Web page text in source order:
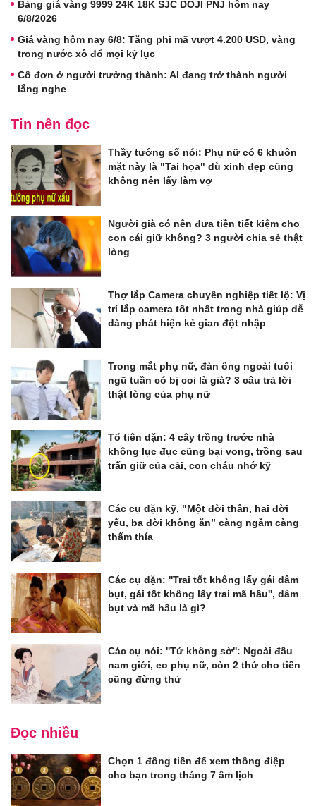
Bảng giá vàng 9999 24K 18K SJC DOJI PNJ hôm nay
6/8/2026
Giá vàng hôm nay 6/8: Tăng phi mã vượt 4.200 USD, vàng
trong nước xô đổ mọi kỷ lục
Cô đơn ở người trưởng thành: AI đang trở thành người
lắng nghe
Tin nên đọc
Thầy tướng số nói: Phụ nữ có 6 khuôn
mặt này là "Tai họa" dù xinh đẹp cũng
không nên lấy làm vợ
Người già có nên đưa tiền tiết kiệm cho
con cái giữ không? 3 người chia sẻ thật
lòng
Thợ lắp Camera chuyên nghiệp tiết lộ: Vị
trí lắp camera tốt nhất trong nhà giúp dễ
dàng phát hiện kẻ gian đột nhập
Trong mắt phụ nữ, đàn ông ngoài tuổi
ngũ tuần có bị coi là già? 3 câu trả lời
thật lòng của phụ nữ
Tổ tiên dặn: 4 cây trồng trước nhà
không lục đục cũng bại vong, trồng sau
trấn giữ của cải, con cháu nhớ kỹ
Các cụ dặn kỹ, "Một đời thân, hai đời
yếu, ba đời không ăn” càng ngẫm càng
thấm thía
Các cụ dặn: ''Trai tốt không lấy gái dâm
bụt, gái tốt không lấy trai mã hầu'', dâm
bụt và mã hầu là gì?
Các cụ nói: ''Tứ không sờ'': Ngoài đầu
nam giới, eo phụ nữ, còn 2 thứ cho tiền
cũng đừng thử
Đọc nhiều
Chọn 1 đồng tiền để xem thông điệp
cho bạn trong tháng 7 âm lịch